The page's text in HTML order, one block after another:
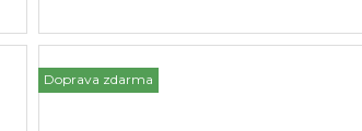
Doprava zdarma